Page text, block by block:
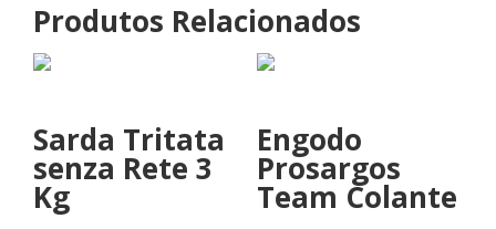
Produtos Relacionados
Sarda Tritata
senza Rete 3
Kg
Engodo
Prosargos
Team Colante